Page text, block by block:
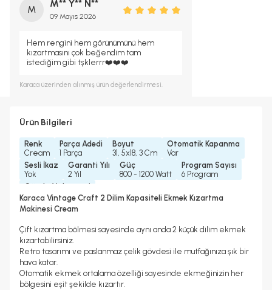
M
M** Y** N**
09 Mayıs 2026
Hem rengini hem görünümünü hem
kızartmasını çok beğendim tam
istediğim gibi tşklerrr❤️❤️❤️
Karaca üzerinden alınmış ürün değerlendirmesi.
Ürün Bilgileri
Renk
Cream
Parça Adedi
1 Parça
Boyut
31, 5x18, 3 Cm
Otomatik Kapanma
Var
Sesli İkaz
Yok
Garanti Yılı
2 Yıl
Güç
800 - 1200 Watt
Program Sayısı
6 Program
Gövde Malzemesi
Metal
Karaca Vintage Craft 2 Dilim Kapasiteli Ekmek Kızartma
Makinesi Cream
Çift kızartma bölmesi sayesinde aynı anda 2 küçük dilim ekmek
kızartabilirsiniz.
Retro tasarımı ve paslanmaz çelik gövdesi ile mutfağınıza şık bir
hava katar.
Otomatik ekmek ortalama özelliği sayesinde ekmeğinizin her
bölgesini eşit şekilde kızartır.